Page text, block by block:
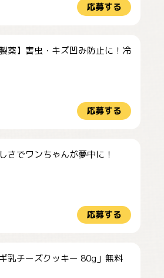
応募する
薬】害虫・キズ凹み防止に！冷
応募する
さでワンちゃんが夢中に！
応募する
乳チーズクッキー 80g」無料